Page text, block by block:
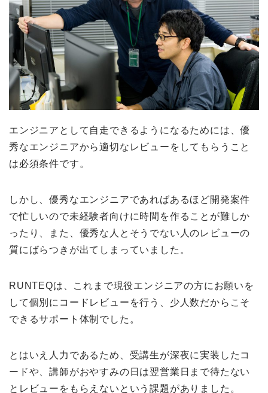
エンジニアとして自走できるようになるためには、優
秀なエンジニアから適切なレビューをしてもらうこと
は必須条件です。
しかし、優秀なエンジニアであればあるほど開発案件
で忙しいので未経験者向けに時間を作ることが難しか
ったり、また、優秀な人とそうでない人のレビューの
質にばらつきが出てしまっていました。
RUNTEQは、これまで現役エンジニアの方にお願いを
して個別にコードレビューを行う、少人数だからこそ
できるサポート体制でした。
とはいえ人力であるため、受講生が深夜に実装したコ
ードや、講師がおやすみの日は翌営業日まで待たない
とレビューをもらえないという課題がありました。